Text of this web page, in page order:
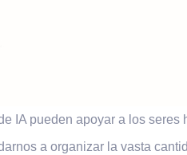
IA pueden apoyar a los
a organizar la vasta